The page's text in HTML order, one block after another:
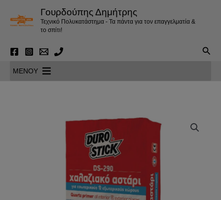
περιεχόμενο
Γουρδούπης Δημήτρης
Τεχνικό Πολυκατάστημα - Τα πάντα για τον επαγγελματία &
το σπίτι!
MENOY